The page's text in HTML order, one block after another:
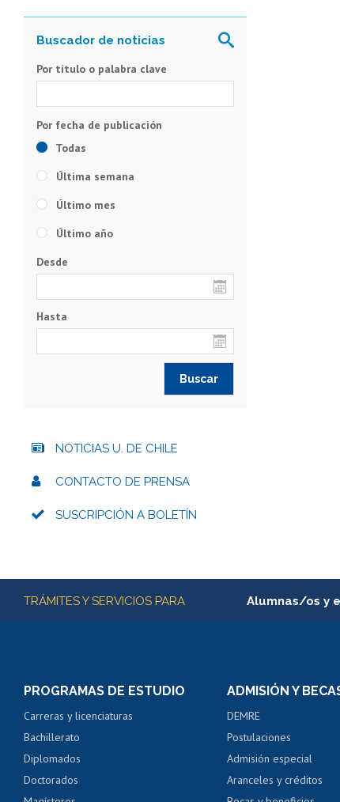
Por título o palabra clave
Todas
Última semana
Último mes
Último año
Desde
Hasta
NOTICIAS U. DE CHILE
CONTACTO DE PRENSA
SUSCRIPCIÓN A BOLETÍN
Más información
TRÁMITES Y SERVICIOS PARA Alumnas/os y
Servicio médico y
Pago de arancel y
Pago de arancel y
Certificado de
PROGRAMAS DE ESTUDIO
Carreras y licenciaturas
Bachillerato
Diplomados
Doctorados
ADMISIÓN Y
DEMRE
Postulaciones
Admisión especial
Aranceles y créditos